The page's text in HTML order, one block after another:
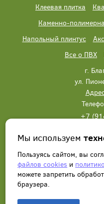
Клеевая плитка
Каменно-
Напольный плинтус
Все о ПВХ
г.
ул.
+7
Написать нам
Мы используем
Пользуясь сайтом, вы
файлов cookies и
можете запретить
браузера.